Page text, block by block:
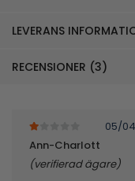
LEVERANS
RECENSIONER (3)
05/
Ann-Charlott
(verifierad ägare)